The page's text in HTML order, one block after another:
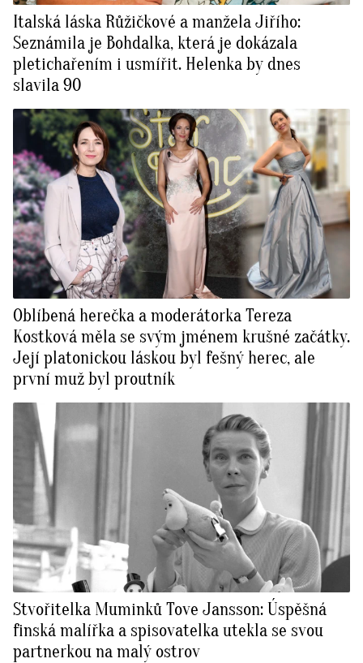
Italská láska Růžičkové a manžela Jiřího:
Seznámila je Bohdalka, která je dokázala
pletichařením i usmířit. Helenka by dnes
slavila 90
Oblíbená herečka a moderátorka Tereza
Kostková měla se svým jménem krušné začátky.
Její platonickou láskou byl fešný herec, ale
první muž byl proutník
Stvořitelka Muminků Tove Jansson: Úspěšná
finská malířka a spisovatelka utekla se svou
partnerkou na malý ostrov